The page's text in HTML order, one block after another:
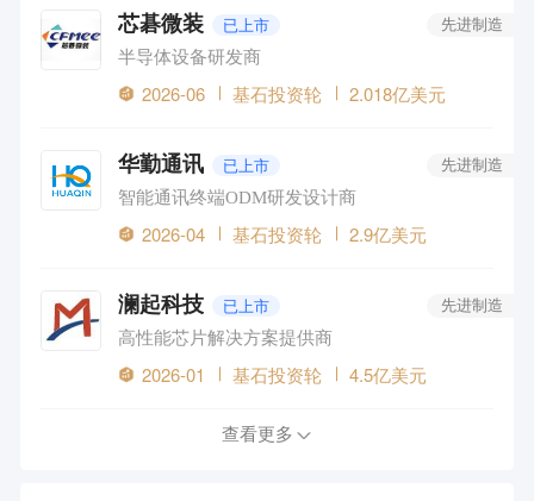
芯碁微装 已上市
半导体设备研发商
先进制造
2026-06 基石投资轮 2.018亿美元
华勤通讯 已上市
智能通讯终端ODM研发设计商
先进制造
2026-04 基石投资轮 2.9亿美元
澜起科技 已上市
高性能芯片解决方案提供商
先进制造
2026-01 基石投资轮 4.5亿美元
查看更多